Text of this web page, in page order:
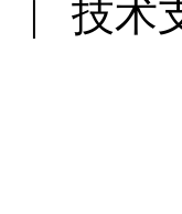
| 技术